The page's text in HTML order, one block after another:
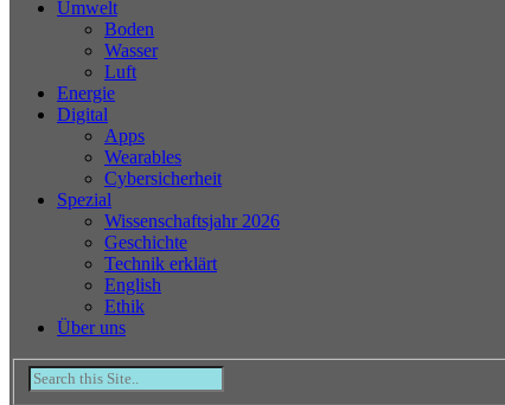
Umwelt
Boden
Wasser
Luft
Energie
Digital
Apps
Wearables
Cybersicherheit
Spezial
Wissenschaftsjahr 2026
Geschichte
Technik erklärt
English
Ethik
Über uns